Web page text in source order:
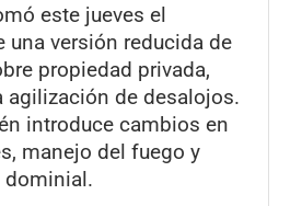
este jueves el
una versión reducida de
propiedad privada,
agilización de desalojos.
introduce cambios en
manejo del fuego y
dominial.